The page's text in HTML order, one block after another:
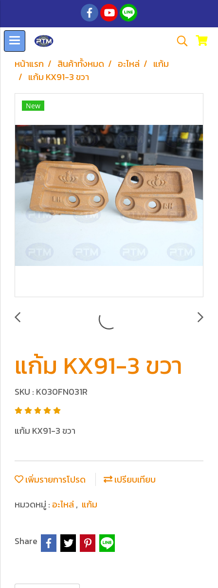
หน้าแรก สินค้าทั้งหมด อะไหล่
แก้ม
แก้ม KX91-3 ขวา
New
แก้ม KX91-3 ขวา
SKU : K030FN031R
แก้ม KX91-3 ขวา
เพิ่มรายการโปรด
เปรียบเทียบ
หมวดหมู่ : อะไหล่ , แก้ม
Share